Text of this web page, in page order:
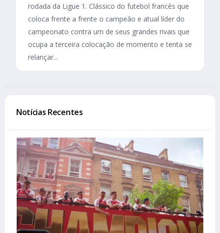
rodada da Ligue 1. Clássico do futebol francês que
coloca frente a frente o campeão e atual líder do
campeonato contra um de seus grandes rivais que
ocupa a terceira colocação de momento e tenta se
relançar...
Notícias Recentes